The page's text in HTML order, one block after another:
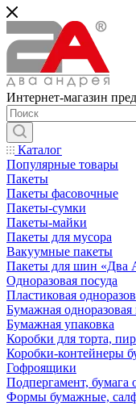
Интернет-магазин
Каталог
Популярные товары
Пакеты
Пакеты фасовочные
Пакеты-сумки
Пакеты-майки
Пакеты для мусора
Вакуумные пакеты
Пакеты для шин «Два
Одноразовая посуда
Пластиковая
Бумажная одноразовая
Бумажная упаковка
Коробки для торта,
Коробки-контейнеры
Гофроящики
Подпергамент, бумага
Формы бумажные,